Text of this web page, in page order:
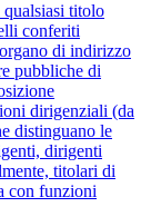
titolo
conferiti
di indirizzo
pubbliche di
dirigenziali (da
distinguano le
dirigenti
titolari di
con funzioni